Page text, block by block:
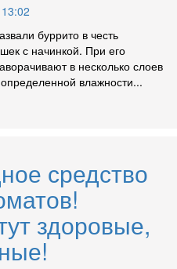
буррито в честь
с начинкой. При его
в несколько слоев
влажности...
средство
здоровые,